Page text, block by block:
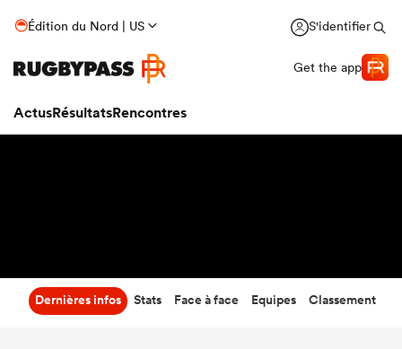
Édition du Nord | US S'identifier
Get the app
ActusRésultatsRencontres
Dernières infos Stats Face à face Equipes Classement